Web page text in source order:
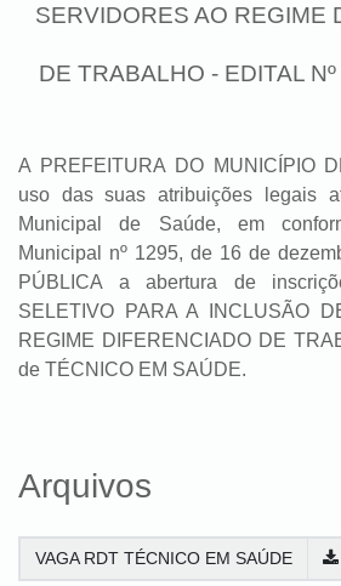
SERVIDORES AO REGIME
DE TRABALHO - EDITAL
A PREFEITURA DO MUNICÍPIO
uso das suas atribuições legais
Municipal de Saúde, em
Municipal nº 1295, de 16 de
PÚBLICA a abertura de
SELETIVO PARA A INCLUSÃO
REGIME DIFERENCIADO DE
de TÉCNICO EM SAÚDE.
Arquivos
VAGA RDT TÉCNICO EM SAÚDE